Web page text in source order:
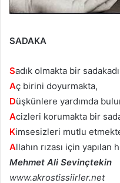
SADAKA
Sadık olmakta bir
Aç birini doyurmakta,
Düşkünlere yardımda
Acizleri korumakta bir
Kimsesizleri mutlu
Allahın rızası için yapılan
Mehmet Ali Sevinçtekin
www.akrostissiirler.net